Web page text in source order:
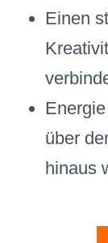
Einen
über
hinaus